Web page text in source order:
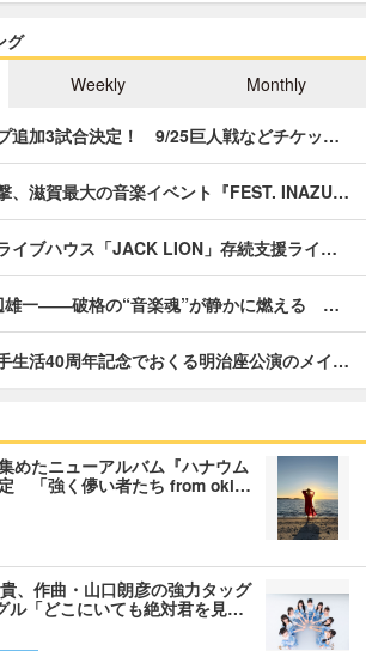
グ
Weekly Monthly
追加3試合決定！ 9/25巨人戦などチケッ…
、滋賀最大の音楽イベント『FEST. INAZU…
イブハウス「JACK LION」存続支援ライ…
雄一――破格の“音楽魂”が静かに燃える …
生活40周年記念でおくる明治座公演のメイ…
めたニューアルバム『ハナウム
定 「強く儚い者たち from oki…
、作曲・山口朗彦の強力タッグ
ル「どこにいても絶対君を見…